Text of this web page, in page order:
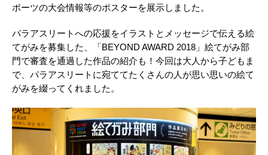
ポーツの大会情報等のポスターを展示しました。
パラアスリートへの応援をイラストとメッセージで伝える絵
てがみを募集した、「BEYOND AWARD 2018」絵てがみ部
門で審査を通過した作品の紹介も！今回は大人から子どもま
で、パラアスリートに宛ててたくさんの人が思い思いの絵て
がみを綴ってくれました。